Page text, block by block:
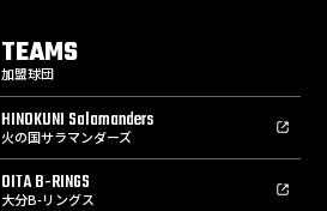
TEAMS
加盟球団
HINOKUNI Salamanders
火の国サラマンダーズ
OITA B-RINGS
大分B-リングス